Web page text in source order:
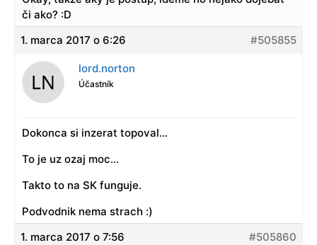
či ako? :D
1. marca 2017 o 6:26
#505855
lord.norton
Účastník
Dokonca si inzerat topoval…
To je uz ozaj moc…
Takto to na SK funguje.
Podvodnik nema strach :)
1. marca 2017 o 7:56
#505860